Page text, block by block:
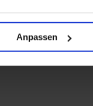
Anpassen